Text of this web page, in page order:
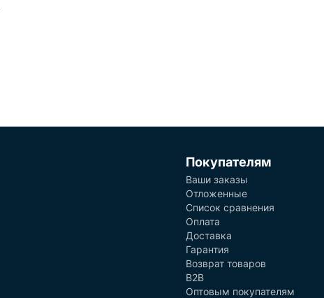
Покупателям
Ваши заказы
Отложенные
Список сравнения
Оплата
Доставка
Гарантия
Возврат товаров
B2B
Оптовым покупателям